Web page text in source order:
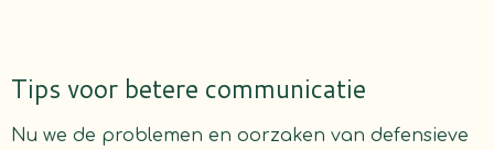
Tips voor betere communicatie
Nu we de problemen en oorzaken van defensieve